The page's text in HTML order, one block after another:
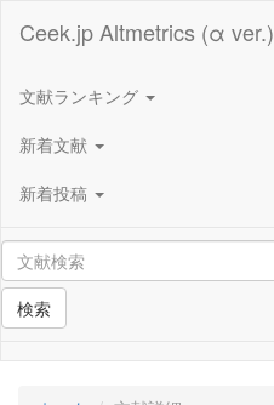
Ceek.jp Altmetrics (α ver.)
文献ランキング
新着文献
新着投稿
検索